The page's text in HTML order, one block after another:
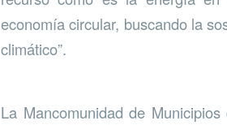
economía circular, buscando la
climático”.
La Mancomunidad de